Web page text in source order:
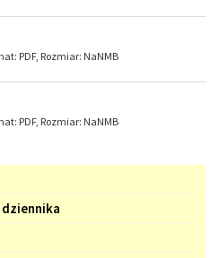
PDF, Rozmiar: NaNMB
PDF, Rozmiar: NaNMB